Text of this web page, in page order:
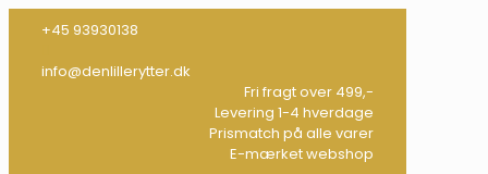
+45 93930138
info@denlillerytter.dk
Fri fragt over 499,-
Levering 1-4 hverdage
Prismatch på alle varer
E-mærket webshop